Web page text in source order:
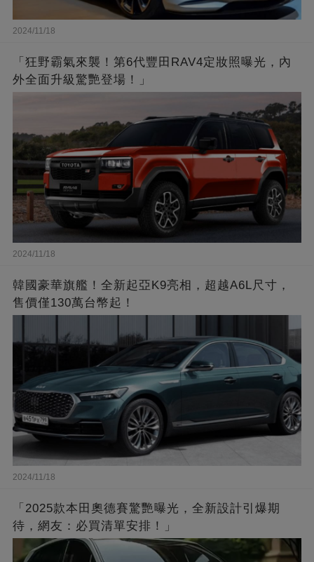
2024/11/18
「狂野霸氣來襲！第6代豐田RAV4定妝照曝光，內
外全面升級驚艷登場！」
2024/11/18
韓國豪華旗艦！全新起亞K9亮相，超越A6L尺寸，
售價僅130萬台幣起！
2024/11/18
「2025款本田奧德賽驚艷曝光，全新設計引爆期
待，網友：必買清單安排！」